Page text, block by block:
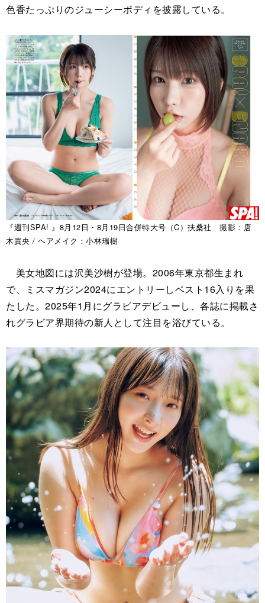
色香たっぷりのジューシーボディを披露している。
『週刊SPA! 』8月12日・8月19日合併特大号（C）扶桑社 撮影：唐
木貴央 / ヘアメイク：小林瑞樹
美女地図には沢美沙樹が登場。2006年東京都生まれ
で、ミスマガジン2024にエントリーしベスト16入りを果
たした。2025年1月にグラビアデビューし、各誌に掲載さ
れグラビア界期待の新人として注目を浴びている。